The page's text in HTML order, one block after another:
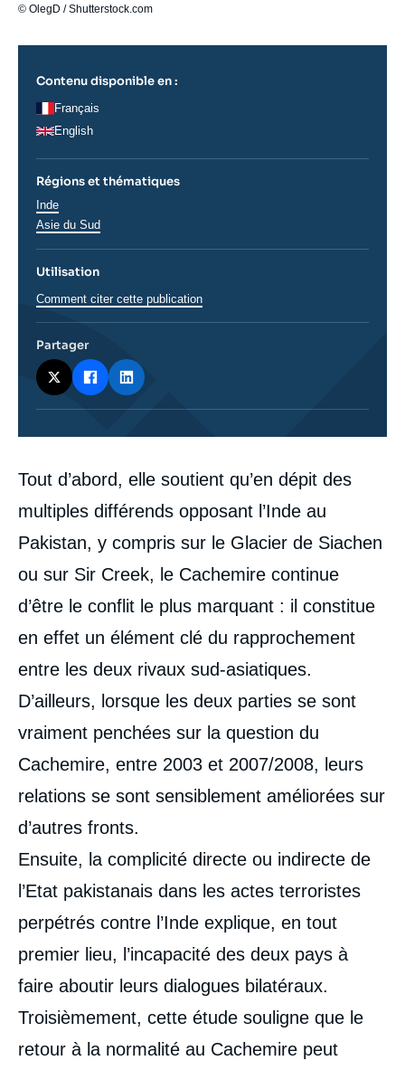
© OlegD / Shutterstock.com
Corps
analyses
Tout d’abord, elle soutient qu’en dépit des
multiples différends opposant l’Inde au
Pakistan, y compris sur le Glacier de Siachen
ou sur Sir Creek, le Cachemire continue
d’être le conflit le plus marquant : il constitue
en effet un élément clé du rapprochement
entre les deux rivaux sud-asiatiques.
D’ailleurs, lorsque les deux parties se sont
vraiment penchées sur la question du
Cachemire, entre 2003 et 2007/2008, leurs
relations se sont sensiblement améliorées sur
d’autres fronts.
Ensuite, la complicité directe ou indirecte de
l’Etat pakistanais dans les actes terroristes
perpétrés contre l’Inde explique, en tout
premier lieu, l’incapacité des deux pays à
faire aboutir leurs dialogues bilatéraux.
Troisièmement, cette étude souligne que le
retour à la normalité au Cachemire peut
Contenu disponible en :
Français
English
Régions et thématiques
Régions
Inde
Asie du Sud
Utilisation
Comment citer cette publication
Partager